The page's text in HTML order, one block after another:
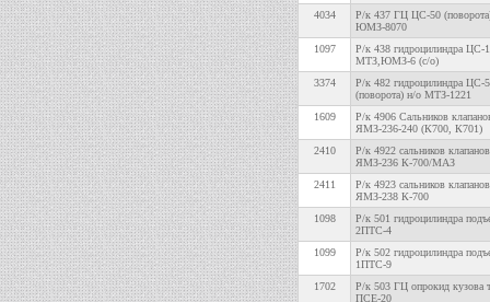
4034
Р/к 437 ГЦ ЦС-50
ЮМЗ-8070
1097
Р/к 438 гидроцилиндра ЦС-
МТЗ,ЮМЗ-6 (с/о)
3374
Р/к 482 гидроцилиндра ЦС-
(поворота) н/о МТЗ-1221
1609
Р/к 4906 Сальников
ЯМЗ-236-240 (К700, К701)
2410
Р/к 4922 сальников
ЯМЗ-236 К-700/МАЗ
2411
Р/к 4923 сальников
ЯМЗ-238 К-700
1098
Р/к 501 гидроцилиндра
2ПТС-4
1099
Р/к 502 гидроцилиндра
1ПТС-9
1702
Р/к 503 ГЦ опрокид кузова
ПСЕ-20